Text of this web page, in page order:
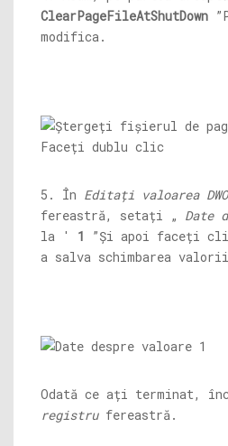
ClearPageFileAtShutDown
modifica.
5. În Editați valoarea
fereastră, setați „ Date
la ' 1 ”Și apoi faceți
a salva schimbarea
Odată ce ați terminat,
registrufereastră.